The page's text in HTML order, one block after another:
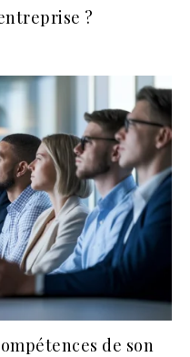
?
de son